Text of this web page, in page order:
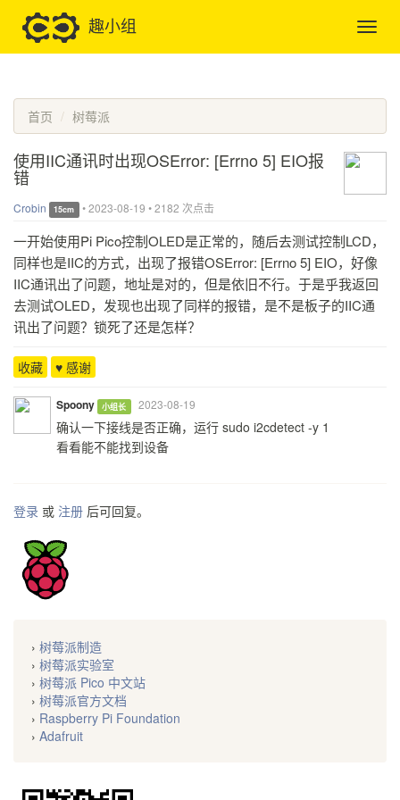
趣小组
首页 树莓派
使用IIC通讯时出现OSError: [Errno 5] EIO报
错
Crobin 15cm •2023-08-19 •2182 次点击
一开始使用Pi Pico控制OLED是正常的，随后去测试控制LCD，
同样也是IIC的方式，出现了报错OSError: [Errno 5] EIO，好像
IIC通讯出了问题，地址是对的，但是依旧不行。于是乎我返回
去测试OLED，发现也出现了同样的报错，是不是板子的IIC通
讯出了问题？锁死了还是怎样？
收藏 ♥ 感谢
Spoony 小组长 2023-08-19
确认一下接线是否正确，运行 sudo i2cdetect -y 1
看看能不能找到设备
登录 或 注册 后可回复。
› 树莓派制造
› 树莓派实验室
› 树莓派 Pico 中文站
› 树莓派官方文档
› Raspberry Pi Foundation
› Adafruit